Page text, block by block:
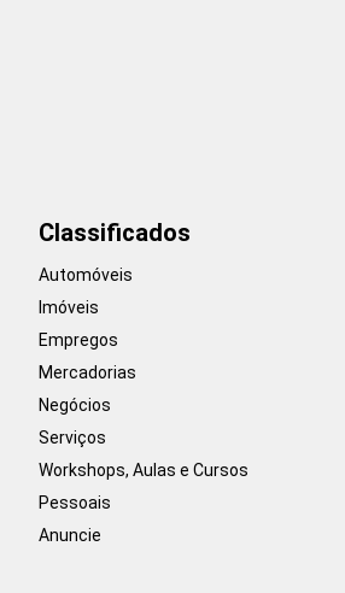
Classificados
Automóveis
Imóveis
Empregos
Mercadorias
Negócios
Serviços
Workshops, Aulas e Cursos
Pessoais
Anuncie